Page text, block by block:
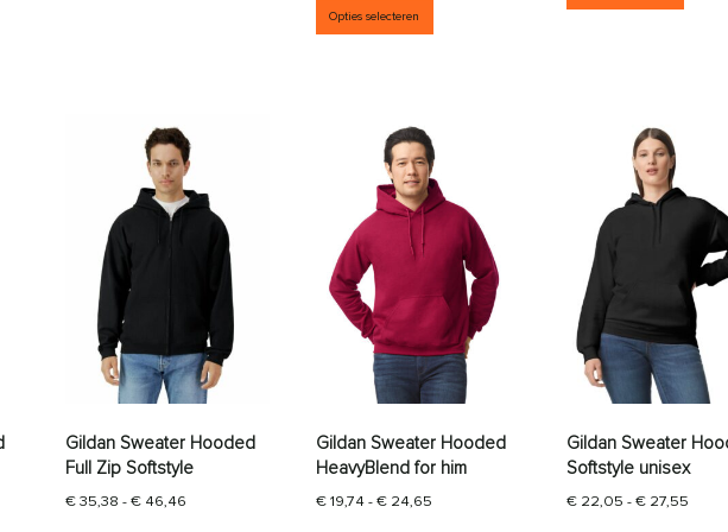
Opties selecteren
€ 32,78 tot € 43,04
Gildan Sweater Hooded
Full Zip Softstyle
€35,38 -€ 46,46 Prijsklasse: € 35,38 tot € 46,46
Gildan Sweater Hooded
HeavyBlend for him
€19,74-€24,65Prijsklasse: € 19,74 tot € 24,65
Gildan Sweater
Softstyle unisex
€22,05 - €27,55